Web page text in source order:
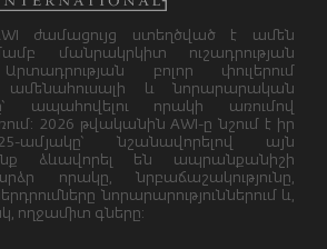
ժամացույց ստեղծված է ամեն
մանրակրկիտ ուշադրության
բոլոր փուլերում
ամենահուսալի և նորարարական
ապահովելու որակի առումով
2026 թվականին AWI-ը նշում է իր
ամյակը՝ նշանավորելով այն
ձևավորել են ապրանքանիշի
որակը, նրբաճաշակությունը,
նորարարություններում և,
ողջամիտ գները: